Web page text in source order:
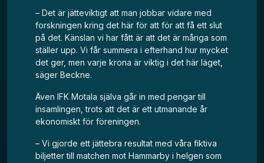
– Det är jätteviktigt att man jobbar vidare med
forskningen kring det här för att för att få ett slut
på det. Känslan vi har fått är att det är många som
ställer upp. Vi får summera i efterhand hur mycket
det ger, men varje krona är viktig i det här läget,
säger Beckne.
Även IFK Motala själva går in med pengar till
insamlingen, trots att det är ett utmanande år
ekonomiskt för föreningen.
– Vi gjorde ett jättebra resultat med våra fiktiva
biljetter till matchen mot Hammarby i helgen som